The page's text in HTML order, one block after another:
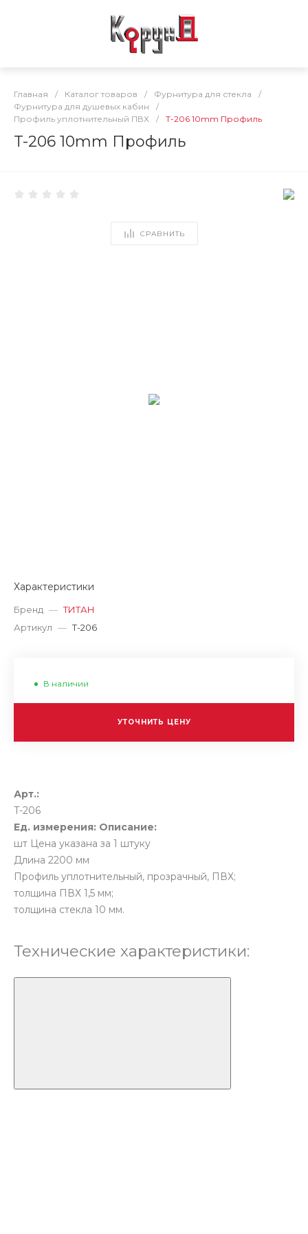
Главная / Каталог товаров / Фурнитура для стекла
/
Фурнитура для душевых кабин
/
Профиль уплотнительный ПВХ
/ T-206 10mm Профиль
T-206 10mm Профиль
СРАВНИТЬ
Характеристики
Бренд — ТИТАН
Артикул — T-206
В наличии
УТОЧНИТЬ ЦЕНУ
Арт.:
T-206
Ед. измерения: Описание:
шт Цена указана за 1 штуку
Длина 2200 мм
Профиль уплотнительный, прозрачный, ПВХ;
толщина ПВХ 1,5 мм;
толщина стекла 10 мм.
Технические характеристики: